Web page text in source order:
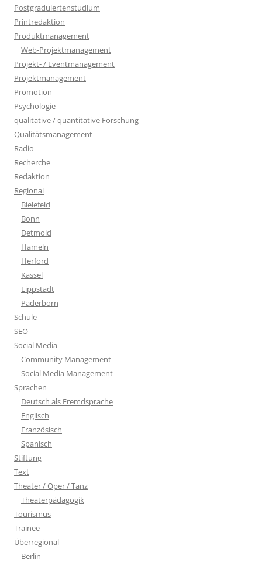
Postgraduiertenstudium
Printredaktion
Produktmanagement
Web-Projektmanagement
Projekt- / Eventmanagement
Projektmanagement
Promotion
Psychologie
qualitative / quantitative Forschung
Qualitätsmanagement
Radio
Recherche
Redaktion
Regional
Bielefeld
Bonn
Detmold
Hameln
Herford
Kassel
Lippstadt
Paderborn
Schule
SEO
Social Media
Community Management
Social Media Management
Sprachen
Deutsch als Fremdsprache
Englisch
Französisch
Spanisch
Stiftung
Text
Theater / Oper / Tanz
Theaterpädagogik
Tourismus
Trainee
Überregional
Berlin